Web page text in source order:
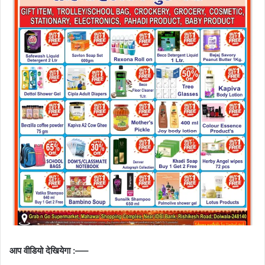
आप वीडियो देखियेगा :—–